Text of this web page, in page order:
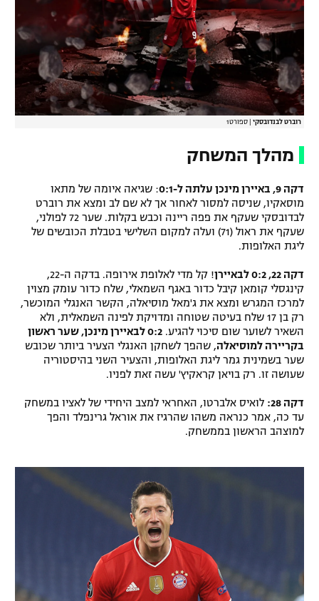
רוברט לבנדובסקי ספורט1
מהלך המשחק
דקה 9, באיירן מינכן עלתה ל-0:1
: שגיאה איומה של מתאו
מוסאקיו, שניסה למסור לאחור אך לא שם לב ומצא את רוברט
לבדובסקי שעקף את פפה ריינה וכבש בקלות. שער 72 לפולני,
שעקף את ראול (71) ועלה למקום השלישי בטבלת הכובשים של
ליגת האלופות.
דקה 22, 0:2 לבאיירן
! קל מדי לאלופת אירופה. בדקה ה-22,
קינגסלי קומאן קיבל כדור באגף השמאלי, שלח כדור עומק מצוין
למרכז המגרש ומצא את ג'מאל מוסיאלה, הקשר האנגלי המוכשר,
רק בן 17 שלח בעיטה שטוחה ומדויקת לפינה השמאלית, ולא
השאיר לשוער שום סיכוי להגיע.
0:2 לבאיירן מינכן, שער ראשון
בקריירה למוסיאלה, שהפך לשחקן האנגלי הצעיר ביותר שכובש
שער בשמינית גמר ליגת האלופות, והצעיר השני בהיסטוריה
שעושה זו. רק בויאן קראקיץ' עשה זאת לפניו.
דקה 28:
לואיס אלברטו, האחראי למצב היחידי של לאציו במשחק
עד כה, אמר כנראה משהו שהרגיז את אוראל גרינפלד והפך
למוצהב הראשון בממשחק.